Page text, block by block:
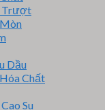
Trượt
Dầu
Chất
Su